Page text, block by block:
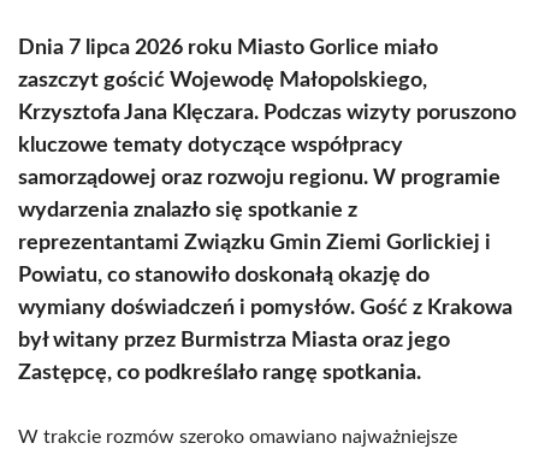
Dnia 7 lipca 2026 roku Miasto Gorlice miało
zaszczyt gościć Wojewodę Małopolskiego,
Krzysztofa Jana Klęczara. Podczas wizyty poruszono
kluczowe tematy dotyczące współpracy
samorządowej oraz rozwoju regionu. W programie
wydarzenia znalazło się spotkanie z
reprezentantami Związku Gmin Ziemi Gorlickiej i
Powiatu, co stanowiło doskonałą okazję do
wymiany doświadczeń i pomysłów. Gość z Krakowa
był witany przez Burmistrza Miasta oraz jego
Zastępcę, co podkreślało rangę spotkania.
W trakcie rozmów szeroko omawiano najważniejsze